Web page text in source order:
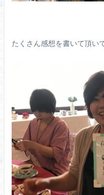
たくさん感想を書いて頂い